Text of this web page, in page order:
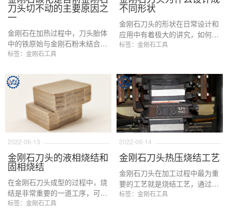
刀头切不动的主要原因之
一
金刚石在加热过程中，刀头胎体
中的铁原始与金刚石粉末结合在
一起，适当的结合可以增加胎体
属粉末与金刚石在高温下剧烈反
应，那么会导致到金刚石碳化，
从而导致金刚石强度降低，影响
金刚石寿命与切割效率。
标签：金刚石工具
不同形状
金刚石刀头的形状在日常设计和
应用中有着极大的讲究，如何提
高刀头的锋利度和寿命，除了单
是一种比较省成本，也是实用性
更强的一种现代刀头设计和应用
方向。
标签：金刚石工具
2022-06-13
金刚石刀头的液相烧结和
固相烧结
在金刚石刀头成型的过程中，烧
结是非常重要的一道工序，可以
说这一道工序直接影响了刀头的
标签：金刚石工具
2022-06-14
金刚石刀头热压烧结工艺
金刚石刀头在加工过程中最为重
要的工艺就是烧结工艺，通过烧
结，让金刚石和金属结合剂紧密
标签：金刚石工具